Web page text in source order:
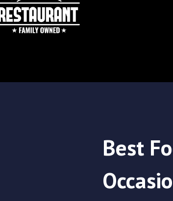
Best